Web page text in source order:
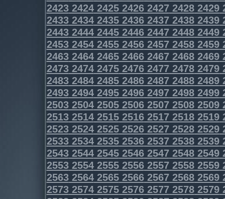
2423242424252426242724282429
2433243424352436243724382439
2443244424452446244724482449
2453245424552456245724582459
2463246424652466246724682469
2473247424752476247724782479
2483248424852486248724882489
2493249424952496249724982499
2503250425052506250725082509
2513251425152516251725182519
2523252425252526252725282529
2533253425352536253725382539
2543254425452546254725482549
2553255425552556255725582559
2563256425652566256725682569
2573257425752576257725782579